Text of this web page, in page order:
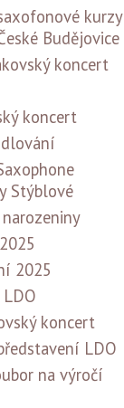
kurzy
Budějovice
koncert
koncert
Stýblové
2025
koncert
LDO
na výročí